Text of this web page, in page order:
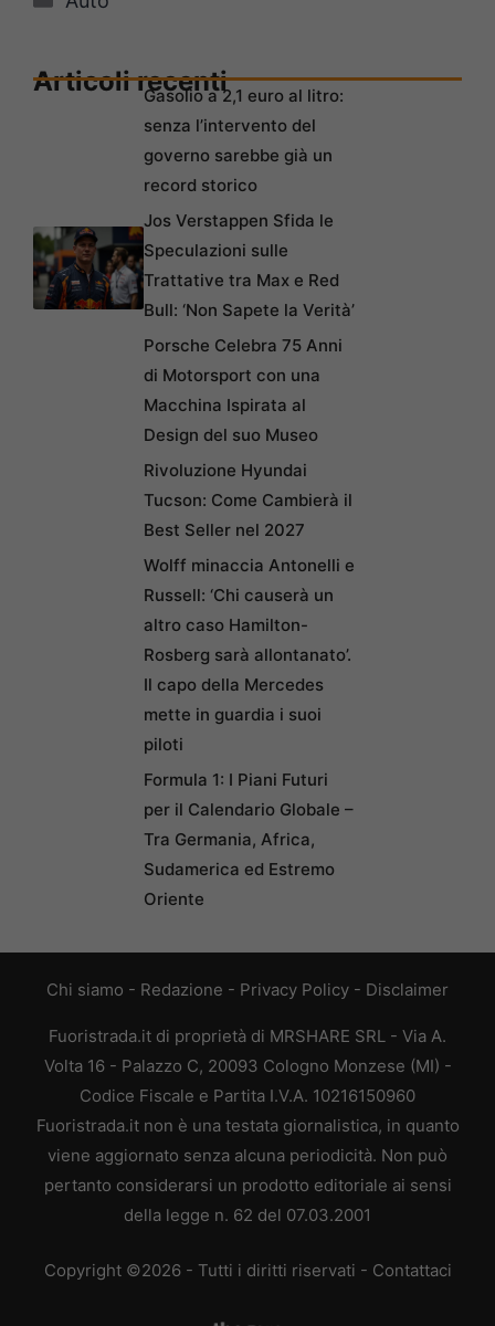
Articoli recentiGasolio a 2,1 euro al litro:
senza l’intervento del
governo sarebbe già un
record storico
Jos Verstappen Sfida le
Speculazioni sulle
Trattative tra Max e Red
Bull: ‘Non Sapete la Verità’
Porsche Celebra 75 Anni
di Motorsport con una
Macchina Ispirata al
Design del suo Museo
Rivoluzione Hyundai
Tucson: Come Cambierà il
Best Seller nel 2027
Wolff minaccia Antonelli e
Russell: ‘Chi causerà un
altro caso Hamilton-
Rosberg sarà allontanato’.
Il capo della Mercedes
mette in guardia i suoi
piloti
Formula 1: I Piani Futuri
per il Calendario Globale –
Tra Germania, Africa,
Sudamerica ed Estremo
Oriente
Chi siamo - Redazione - Privacy Policy - Disclaimer
Fuoristrada.it di proprietà di MRSHARE SRL - Via A.
Volta 16 - Palazzo C, 20093 Cologno Monzese (MI) -
Codice Fiscale e Partita I.V.A. 10216150960
Fuoristrada.it non è una testata giornalistica, in quanto
viene aggiornato senza alcuna periodicità. Non può
pertanto considerarsi un prodotto editoriale ai sensi
della legge n. 62 del 07.03.2001
Copyright ©2026 - Tutti i diritti riservati - Contattaci